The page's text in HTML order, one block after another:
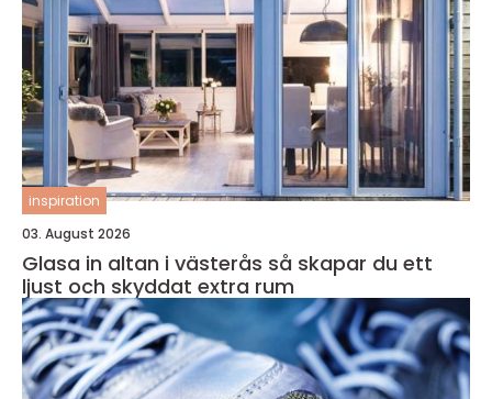
inspiration
03. August 2026
Glasa in altan i västerås så skapar du ett
ljust och skyddat extra rum